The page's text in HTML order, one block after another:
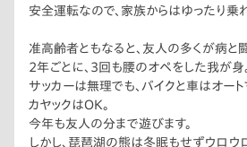
安全運転なので、家族からはゆったり乗
准高齢者ともなると、友人の多くが病と
2年ごとに、3回も腰のオペをした我が身
サッカーは無理でも、バイクと車はオート
カヤックはOK。
今年も友人の分まで遊びます。
しかし、琵琶湖の熊は冬眠もせずウロウロ